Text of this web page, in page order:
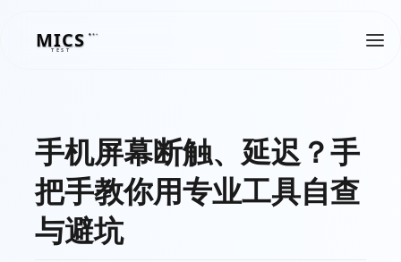
MICS
MICS
TEST
手机屏幕断触、延迟？手
把手教你用专业工具自查
与避坑